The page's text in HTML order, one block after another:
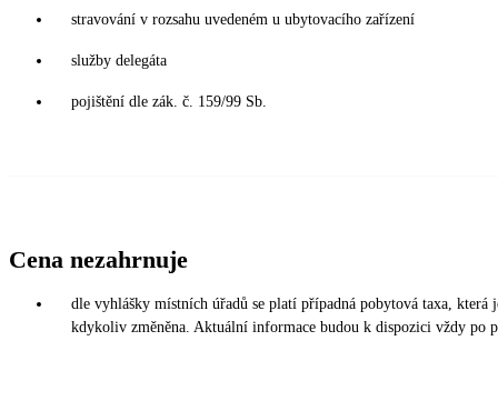
stravování v rozsahu uvedeném u ubytovacího zařízení
služby delegáta
pojištění dle zák. č. 159/99 Sb.
Cena nezahrnuje
dle vyhlášky místních úřadů se platí případná pobytová taxa,
kdykoliv změněna. Aktuální informace budou k dispozici vždy po